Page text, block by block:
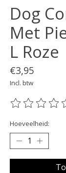
Dog
Met
L Roze
€3,95
Incl. btw
De
Hoeveelheid: